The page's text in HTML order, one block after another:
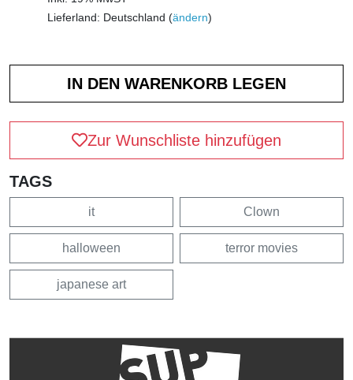
Lieferland: Deutschland (ändern)
Zur Wunschliste hinzufügen
TAGS
it Clown
halloween terror movies
japanese art